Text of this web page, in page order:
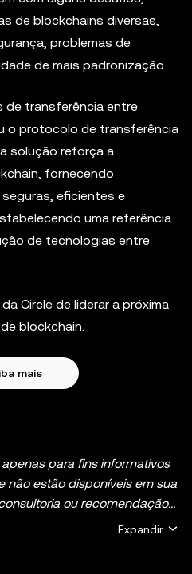
de blockchains diversas,
problemas de
de mais padronização.
de transferência entre
o protocolo de transferência
solução reforça a
fornecendo
eficientes e
uma referência
de tecnologias entre
Circle de liderar a próxima
blockchain.
mais
para fins informativos
não estão disponíveis em sua
ou recomendação
ou solicitação paraExpandir